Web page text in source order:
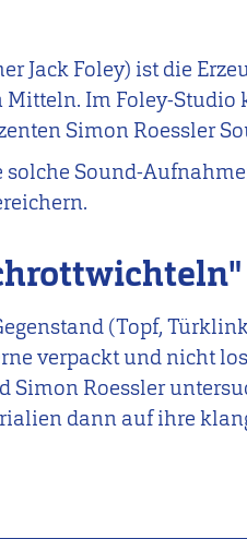
Jack Foley) ist die
Im Foley-Studio
Simon Roessler
Sound-
(Topf,
verpackt und nicht
Simon Roessler
dann auf ihre